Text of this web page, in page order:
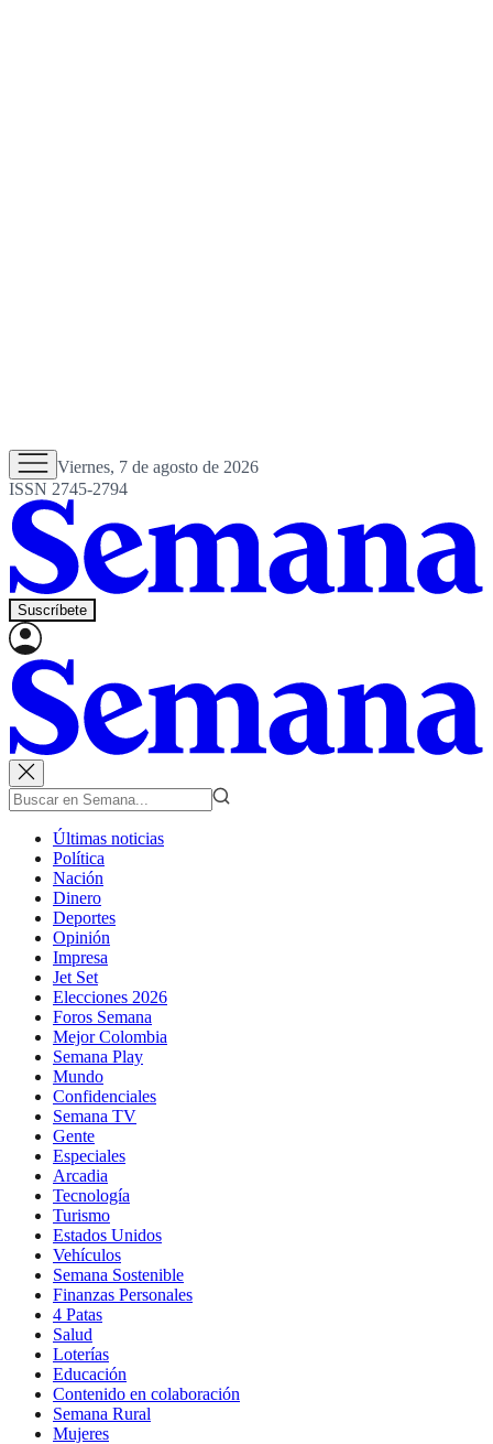
Viernes, 7 de agosto de 2026
ISSN 2745-2794
Suscríbete
Últimas noticias
Política
Nación
Dinero
Deportes
Opinión
Impresa
Jet Set
Elecciones 2026
Foros Semana
Mejor Colombia
Semana Play
Mundo
Confidenciales
Semana TV
Gente
Especiales
Arcadia
Tecnología
Turismo
Estados Unidos
Vehículos
Semana Sostenible
Finanzas Personales
4 Patas
Salud
Loterías
Educación
Contenido en colaboración
Semana Rural
Mujeres